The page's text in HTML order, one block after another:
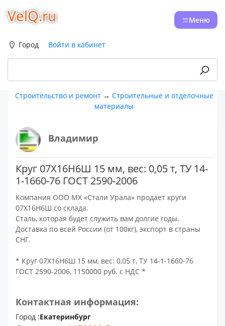
VelQ.ru Меню
Город Войти в кабинет
Строительство и ремонт→ Строительные и отделочные
материалы
Владимир
Круг 07Х16Н6Ш 15 мм, вес: 0,05 т, ТУ 14-
1-1660-76 ГОСТ 2590-2006
Компания ООО МХ «Стали Урала» продает круги
07Х16Н6Ш со склада.
Сталь, которая будет служить вам долгие годы.
Доставка по всей России (от 100кг), экспорт в страны
СНГ.
* Круг 07Х16Н6Ш 15 мм, вес: 0,05 т, ТУ 14-1-1660-76
ГОСТ 2590-2006, 1150000 руб. с НДС *
Контактная информация:
Город :Екатеринбург